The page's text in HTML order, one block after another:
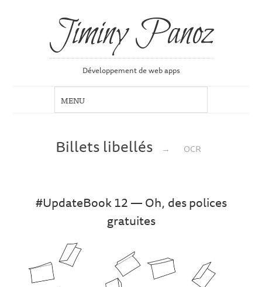
Jiminy Panoz
Développement de web apps
Billets libellés → OCR
#UpdateBook 12 — Oh, des polices
gratuites